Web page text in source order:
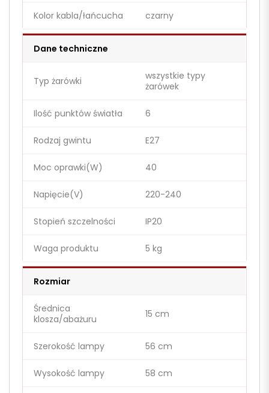
Kolor kabla/łańcucha czarny
Dane techniczne
Typ żarówki
wszystkie typy
żarówek
Ilość punktów światła 6
Rodzaj gwintu E27
Moc oprawki(W) 40
Napięcie(V) 220-240
Stopień szczelności IP20
Waga produktu 5 kg
Rozmiar
Średnica
klosza/abażuru
15 cm
Szerokość lampy 56 cm
Wysokość lampy 58 cm